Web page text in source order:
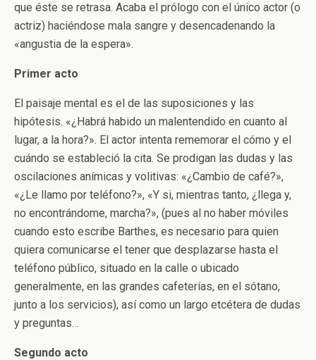
que éste se retrasa. Acaba el prólogo con el único actor (o
actriz) haciéndose mala sangre y desencadenando la
«angustia de la espera».
Primer acto
El paisaje mental es el de las suposiciones y las
hipótesis. «¿Habrá habido un malentendido en cuanto al
lugar, a la hora?». El actor intenta rememorar el cómo y el
cuándo se estableció la cita. Se prodigan las dudas y las
oscilaciones anímicas y volitivas: «¿Cambio de café?»,
«¿Le llamo por teléfono?», «Y si, mientras tanto, ¿llega y,
no encontrándome, marcha?», (pues al no haber móviles
cuando esto escribe Barthes, es necesario para quien
quiera comunicarse el tener que desplazarse hasta el
teléfono público, situado en la calle o ubicado
generalmente, en las grandes cafeterías, en el sótano,
junto a los servicios), así como un largo etcétera de dudas
y preguntas…
Segundo acto